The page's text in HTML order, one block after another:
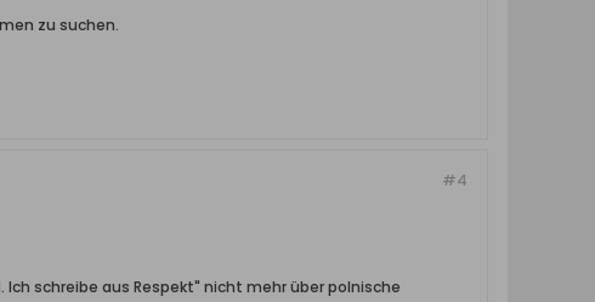
zu suchen.
#4
schreibe aus Respekt" nicht mehr über polnische